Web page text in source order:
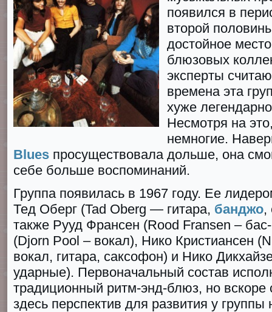
появился в
второй
достойное
блюзовых
эксперты
времена эта
хуже
Несмотря на
немногие.
Blues просуществовала дольше, она
себе больше воспоминаний.
Группа появилась в 1967 гoду. Ее
Тед Оберг (Tad Oberg — гитара, банджо,
также Рууд Франсен (Roоd Frаnsen –
(Djоrn Pоol – вокал), Нико Кристиансен
вокал, гитара, саксофон) и Нико
ударные). Первоначальный состав
традиционный ритм-энд-блюз, но вскоре
здесь перспектив для развития у группы